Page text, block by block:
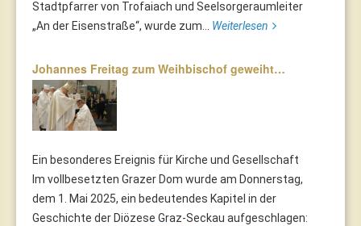
Stadtpfarrer von Trofaiach und Seelsorgeraumleiter
„An der Eisenstraße“, wurde zum... Weiterlesen
Johannes Freitag zum Weihbischof geweiht…
Ein besonderes Ereignis für Kirche und Gesellschaft
Im vollbesetzten Grazer Dom wurde am Donnerstag,
dem 1. Mai 2025, ein bedeutendes Kapitel in der
Geschichte der Diözese Graz-Seckau aufgeschlagen: